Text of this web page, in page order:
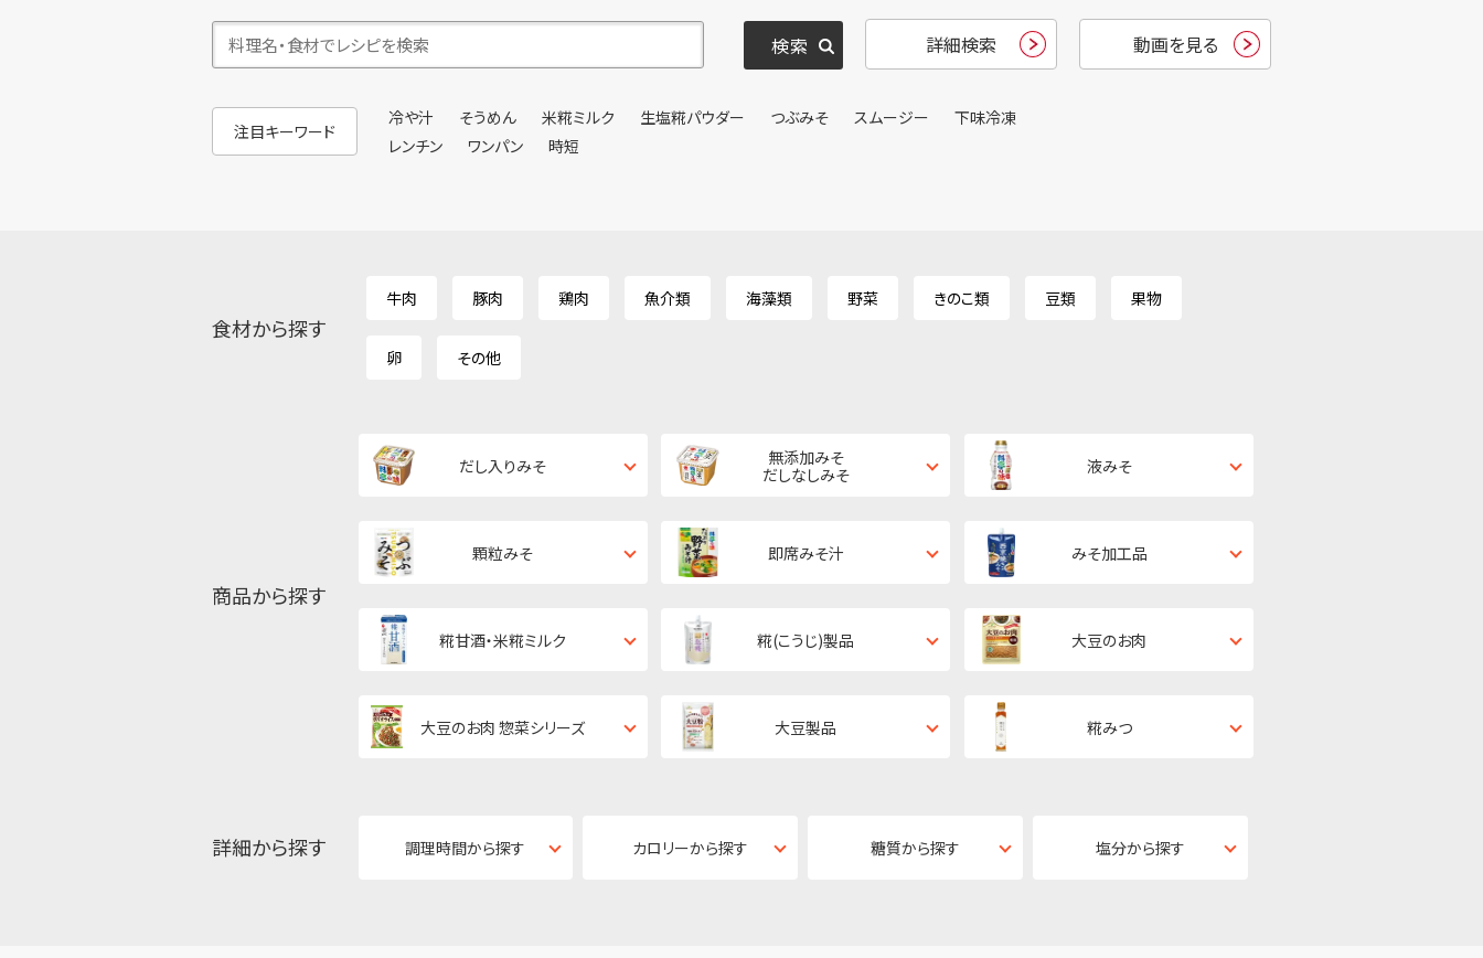
詳細検索 動画を見る
注目キーワード
冷や汁 そうめん 米糀ミルク 生塩糀パウダー つぶみそ スムージー
下味冷凍
レンチン
ワンパン 時短
食材から探す
牛肉 豚肉 鶏肉 魚介類 海藻類 野菜 きのこ類 豆類 果物
卵 その他
商品から探す
だし入りみそ
無添加みそ
だしなしみそ
液みそ
顆粒みそ 即席みそ汁 みそ加工品
糀甘酒・米糀ミルク 糀(こうじ)製品 大豆のお肉
大豆のお肉 惣菜シリーズ 大豆製品 糀みつ
詳細から探す 調理時間から探す カロリーから探す 糖質から探す 塩分から探す